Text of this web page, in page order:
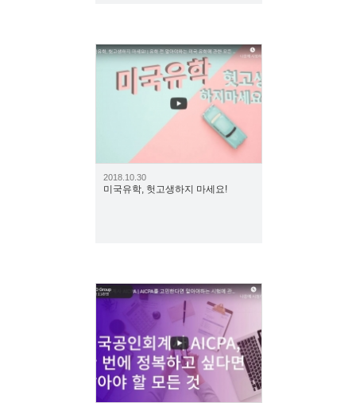
1445
2018.10.30
미국유학, 헛고생하지 마세요!